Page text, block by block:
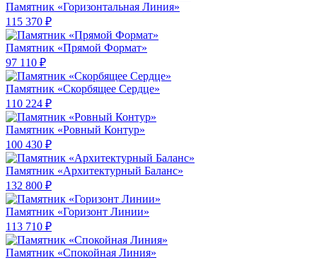
Памятник «Горизонтальная Линия»
115 370 ₽
Памятник «Прямой Формат»
97 110 ₽
Памятник «Скорбящее Сердце»
110 224 ₽
Памятник «Ровный Контур»
100 430 ₽
Памятник «Архитектурный Баланс»
132 800 ₽
Памятник «Горизонт Линии»
113 710 ₽
Памятник «Спокойная Линия»